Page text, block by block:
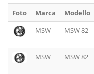
Foto Marca Modello
MSW
MSW 82
MSW MSW 82